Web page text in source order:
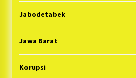
Jabodetabek
Jawa Barat
Korupsi